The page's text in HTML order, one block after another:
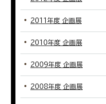
2011年度 企画展
2010年度 企画展
2009年度 企画展
2008年度 企画展